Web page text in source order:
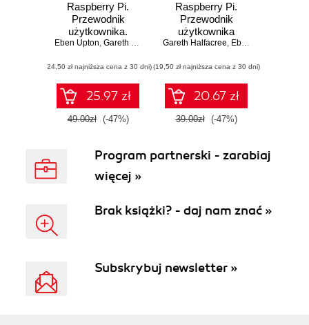
Raspberry Pi.
Przewodnik
użytkownika.
Wydanie III
Eben Upton, Gareth Halfacree
(24,50 zł najniższa cena z 30 dni)
25.97 zł
49.00zł (-47%)
Raspberry Pi.
Przewodnik
użytkownika
Gareth Halfacree, Eben Upton
(19,50 zł najniższa cena z 30 dni)
20.67 zł
39.00zł (-47%)
Program partnerski - zarabiaj
więcej »
Brak książki? - daj nam znać »
Subskrybuj newsletter »